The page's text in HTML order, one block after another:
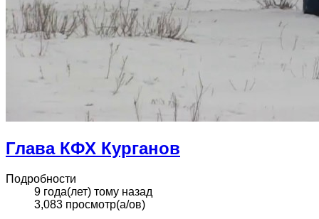
Глава КФХ Курганов
Подробности
9 года(лет) тому назад
3,083 просмотр(а/ов)